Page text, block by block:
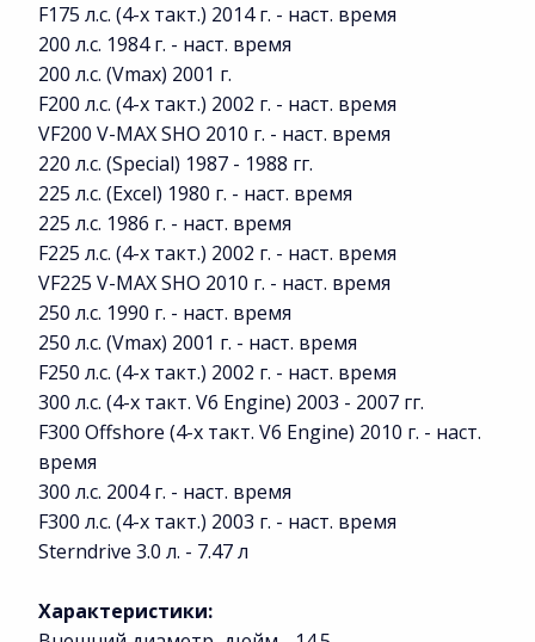
F175 л.с. (4-х такт.) 2014 г. - наст. время
200 л.с. 1984 г. - наст. время
200 л.с. (Vmax) 2001 г.
F200 л.с. (4-х такт.) 2002 г. - наст. время
VF200 V-MAX SHO 2010 г. - наст. время
220 л.с. (Special) 1987 - 1988 гг.
225 л.с. (Excel) 1980 г. - наст. время
225 л.с. 1986 г. - наст. время
F225 л.с. (4-х такт.) 2002 г. - наст. время
VF225 V-MAX SHO 2010 г. - наст. время
250 л.с. 1990 г. - наст. время
250 л.с. (Vmax) 2001 г. - наст. время
F250 л.с. (4-х такт.) 2002 г. - наст. время
300 л.с. (4-х такт. V6 Engine) 2003 - 2007 гг.
F300 Offshore (4-х такт. V6 Engine) 2010 г. - наст.
время
300 л.с. 2004 г. - наст. время
F300 л.с. (4-х такт.) 2003 г. - наст. время
Sterndrive 3.0 л. - 7.47 л
Характеристики: